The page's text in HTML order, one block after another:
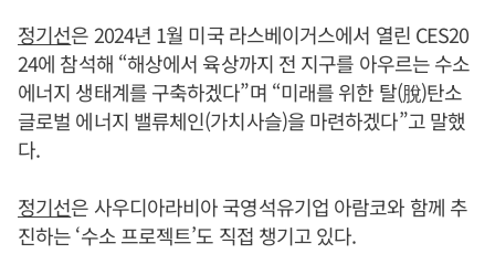
정기선은 2024년 1월 미국 라스베이거스에서 열린 CES20
24에 참석해 “해상에서 육상까지 전 지구를 아우르는 수소
에너지 생태계를 구축하겠다”며 “미래를 위한 탈(脫)탄소
글로벌 에너지 밸류체인(가치사슬)을 마련하겠다”고 말했
다.
정기선은 사우디아라비아 국영석유기업 아람코와 함께 추
진하는 ‘수소 프로젝트’도 직접 챙기고 있다.